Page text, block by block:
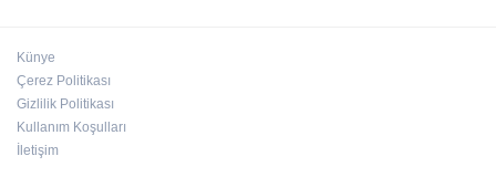
Künye
Çerez Politikası
Gizlilik Politikası
Kullanım Koşulları
İletişim